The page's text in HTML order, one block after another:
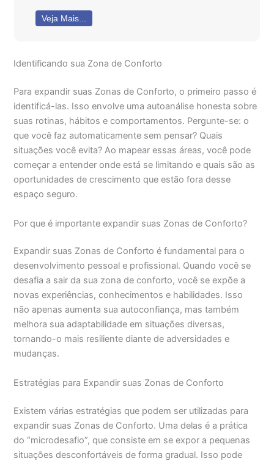
Veja Mais...
Identificando sua Zona de Conforto
Para expandir suas Zonas de Conforto, o primeiro passo é
identificá-las. Isso envolve uma autoanálise honesta sobre
suas rotinas, hábitos e comportamentos. Pergunte-se: o
que você faz automaticamente sem pensar? Quais
situações você evita? Ao mapear essas áreas, você pode
começar a entender onde está se limitando e quais são as
oportunidades de crescimento que estão fora desse
espaço seguro.
Por que é importante expandir suas Zonas de Conforto?
Expandir suas Zonas de Conforto é fundamental para o
desenvolvimento pessoal e profissional. Quando você se
desafia a sair da sua zona de conforto, você se expõe a
novas experiências, conhecimentos e habilidades. Isso
não apenas aumenta sua autoconfiança, mas também
melhora sua adaptabilidade em situações diversas,
tornando-o mais resiliente diante de adversidades e
mudanças.
Estratégias para Expandir suas Zonas de Conforto
Existem várias estratégias que podem ser utilizadas para
expandir suas Zonas de Conforto. Uma delas é a prática
do “microdesafio”, que consiste em se expor a pequenas
situações desconfortáveis de forma gradual. Isso pode